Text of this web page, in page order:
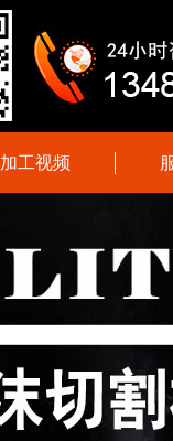
加工视频